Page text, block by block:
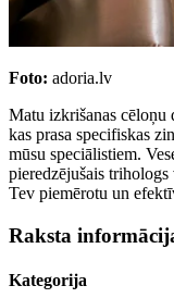
Foto: adoria.lv
Matu izkrišanas cēloņu
kas prasa specifiskas
mūsu speciālistiem.
pieredzējušais
Tev piemērotu un
Raksta
Kategorija